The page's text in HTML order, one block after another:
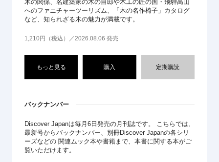
木の関係、名建築家の木の自邸や木工の匠の国・飛騨高山
へのファニチャーツーリズム、「木の名作椅子」カタログ
など、知られざる木の魅力が満載です。
1,210円（税込）／2026.08.06 発売
もっと見る 購入 定期購読
バックナンバー
Discover Japanは毎月6日発売の月刊誌です。 こちらでは、
最新号からバックナンバー、別冊Discover Japanの各シリ
ーズなどの 関連ムック本や書籍まで、本書に関する本がご
覧いただけます。